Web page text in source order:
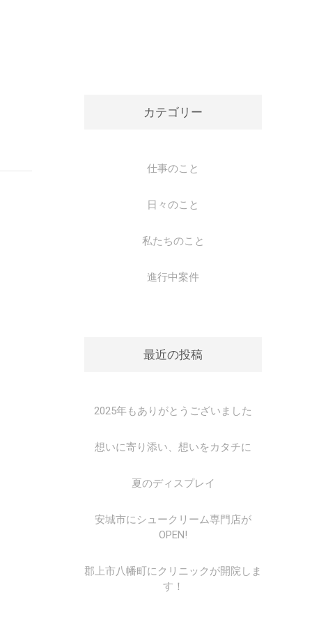
カテゴリー
仕事のこと
日々のこと
私たちのこと
進行中案件
最近の投稿
2025年もありがとうございました
想いに寄り添い、想いをカタチに
夏のディスプレイ
安城市にシュークリーム専門店が
OPEN!
郡上市八幡町にクリニックが開院しま
す！